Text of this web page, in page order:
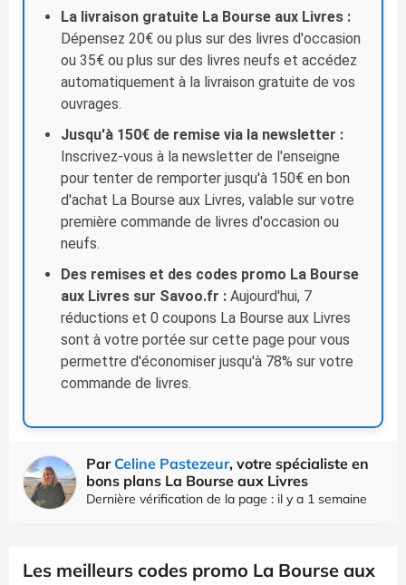
La livraison gratuite La Bourse aux Livres :
Dépensez 20€ ou plus sur des livres d'occasion
ou 35€ ou plus sur des livres neufs et accédez
automatiquement à la livraison gratuite de vos
ouvrages.
Jusqu'à 150€ de remise via la newsletter :
Inscrivez-vous à la newsletter de l'enseigne
pour tenter de remporter jusqu'à 150€ en bon
d'achat La Bourse aux Livres, valable sur votre
première commande de livres d'occasion ou
neufs.
Des remises et des codes promo La Bourse
aux Livres sur Savoo.fr : Aujourd'hui, 7
réductions et 0 coupons La Bourse aux Livres
sont à votre portée sur cette page pour vous
permettre d'économiser jusqu'à 78% sur votre
commande de livres.
Par Celine Pastezeur, votre spécialiste en
bons plans La Bourse aux Livres
Dernière vérification de la page : il y a 1 semaine
Les meilleurs codes promo La Bourse aux